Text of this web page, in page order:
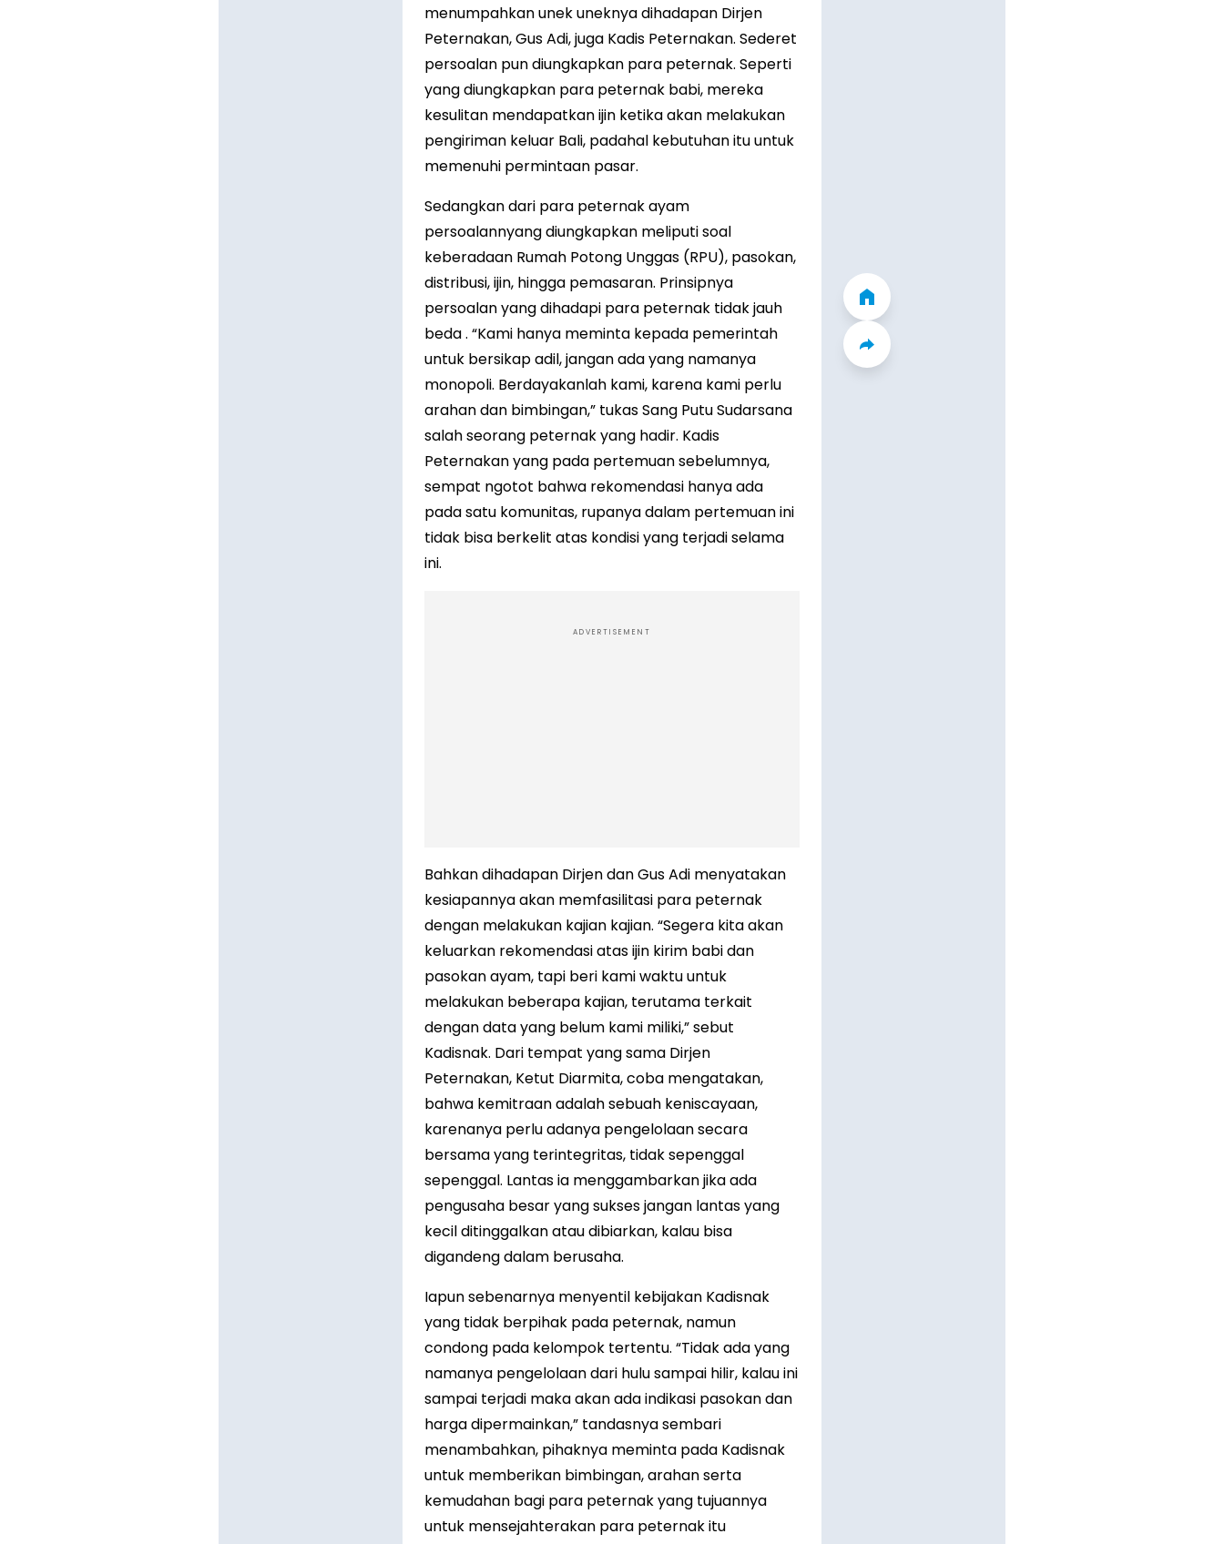
menumpahkan unek uneknya dihadapan Dirjen
Peternakan, Gus Adi, juga Kadis Peternakan. Sederet
persoalan pun diungkapkan para peternak. Seperti
yang diungkapkan para peternak babi, mereka
kesulitan mendapatkan ijin ketika akan melakukan
pengiriman keluar Bali, padahal kebutuhan itu untuk
memenuhi permintaan pasar.
Sedangkan dari para peternak ayam
persoalannyang diungkapkan meliputi soal
keberadaan Rumah Potong Unggas (RPU), pasokan,
distribusi, ijin, hingga pemasaran. Prinsipnya
persoalan yang dihadapi para peternak tidak jauh
beda . “Kami hanya meminta kepada pemerintah
untuk bersikap adil, jangan ada yang namanya
monopoli. Berdayakanlah kami, karena kami perlu
arahan dan bimbingan,” tukas Sang Putu Sudarsana
salah seorang peternak yang hadir. Kadis
Peternakan yang pada pertemuan sebelumnya,
sempat ngotot bahwa rekomendasi hanya ada
pada satu komunitas, rupanya dalam pertemuan ini
tidak bisa berkelit atas kondisi yang terjadi selama
ini.
ADVERTISEMENT
Bahkan dihadapan Dirjen dan Gus Adi menyatakan
kesiapannya akan memfasilitasi para peternak
dengan melakukan kajian kajian. “Segera kita akan
keluarkan rekomendasi atas ijin kirim babi dan
pasokan ayam, tapi beri kami waktu untuk
melakukan beberapa kajian, terutama terkait
dengan data yang belum kami miliki,” sebut
Kadisnak. Dari tempat yang sama Dirjen
Peternakan, Ketut Diarmita, coba mengatakan,
bahwa kemitraan adalah sebuah keniscayaan,
karenanya perlu adanya pengelolaan secara
bersama yang terintegritas, tidak sepenggal
sepenggal. Lantas ia menggambarkan jika ada
pengusaha besar yang sukses jangan lantas yang
kecil ditinggalkan atau dibiarkan, kalau bisa
digandeng dalam berusaha.
Iapun sebenarnya menyentil kebijakan Kadisnak
yang tidak berpihak pada peternak, namun
condong pada kelompok tertentu. “Tidak ada yang
namanya pengelolaan dari hulu sampai hilir, kalau ini
sampai terjadi maka akan ada indikasi pasokan dan
harga dipermainkan,” tandasnya sembari
menambahkan, pihaknya meminta pada Kadisnak
untuk memberikan bimbingan, arahan serta
kemudahan bagi para peternak yang tujuannya
untuk mensejahterakan para peternak itu